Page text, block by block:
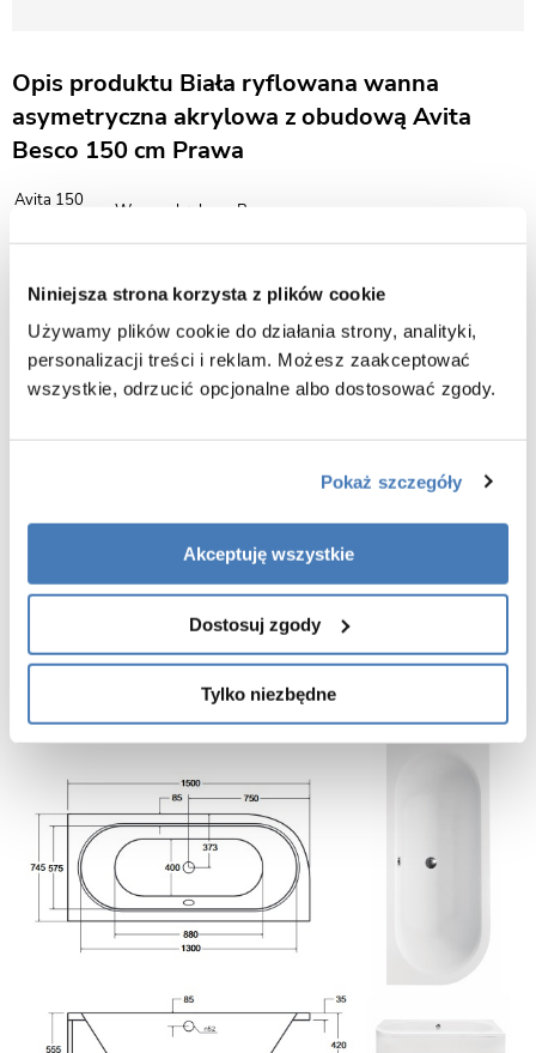
Niniejsza strona korzysta z plików cookie
Używamy plików cookie do działania strony, analityki,
personalizacji treści i reklam. Możesz zaakceptować
wszystkie, odrzucić opcjonalne albo dostosować zgody.
Pokaż szczegóły
Akceptuję wszystkie
Dostosuj zgody
Tylko niezbędne
Opis produktu Biała ryflowana wanna
asymetryczna akrylowa z obudową Avita
Besco 150 cm Prawa
Avita 150
Wanna akrylowa Besco
Długość:
150 cm
Wysokość:
55,5 cm
Kolor:
śnieżnobiały
Kształt:
nowoczesny
Materiał/
grubość:
akryl pełny 6 mm
GWARANCJA 10 LAT
Dodatkowe akcesoria znajdziecie Państwo na dole opisu - produkty
powiązane.